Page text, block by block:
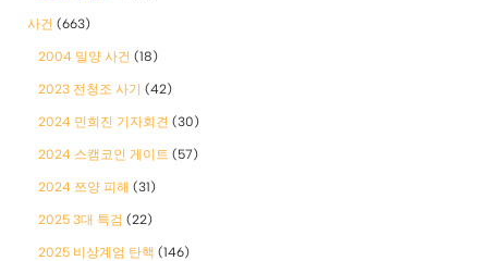
사건 (663)
2004 밀양 사건 (18)
2023 전청조 사기 (42)
2024 민희진 기자회견 (30)
2024 스캠코인 게이트 (57)
2024 쯔양 피해 (31)
2025 3대 특검 (22)
2025 비상계엄 탄핵 (146)